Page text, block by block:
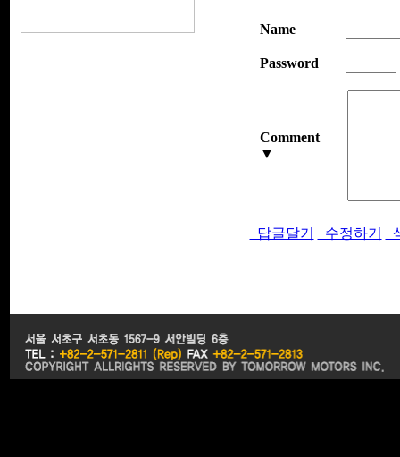
Name
Password
Comment
▼
답글달기 수정하기